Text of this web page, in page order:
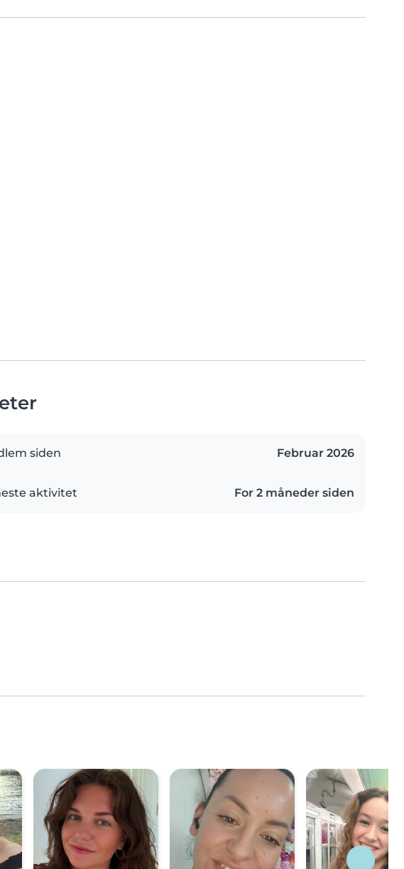
siden Februar 2026
aktivitet For 2 måneder siden